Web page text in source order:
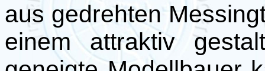
aus gedrehten
einem attraktiv